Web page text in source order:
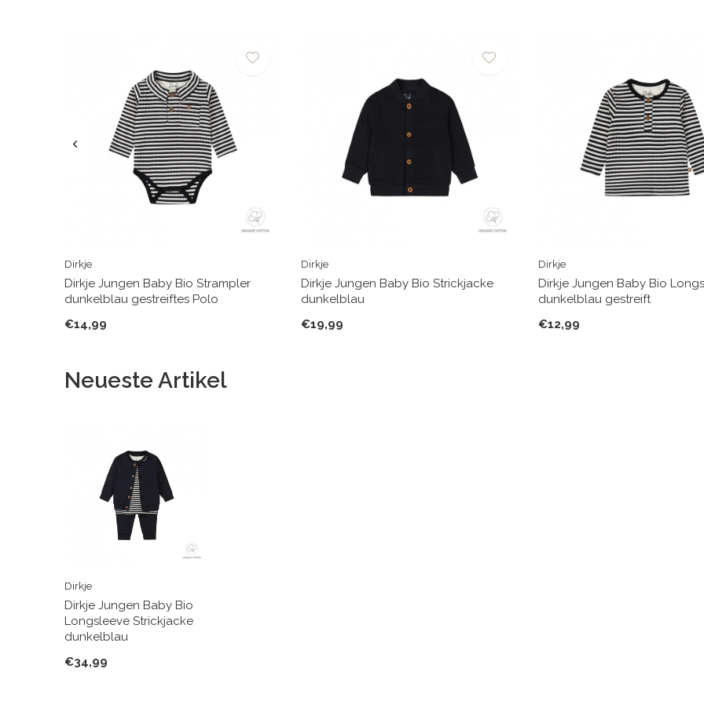
Dirkje
Dirkje Jungen Baby Bio Strampler
dunkelblau gestreiftes Polo
€14,99
Dirkje
Dirkje Jungen Baby Bio Strickjacke
dunkelblau
€19,99
Dirkje
Dirkje Jungen Baby Bio
dunkelblau gestreift
€12,99
Neueste Artikel
Dirkje
Dirkje Jungen Baby Bio
Longsleeve Strickjacke
dunkelblau
€34,99